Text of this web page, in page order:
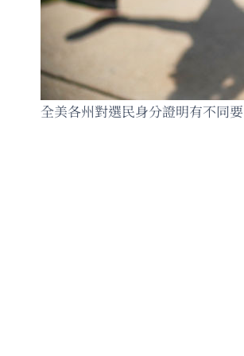
全美各州對選民身分證明有不同